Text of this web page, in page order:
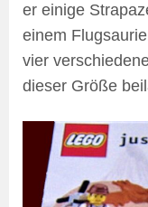
er einige
einem
vier
dieser Größe